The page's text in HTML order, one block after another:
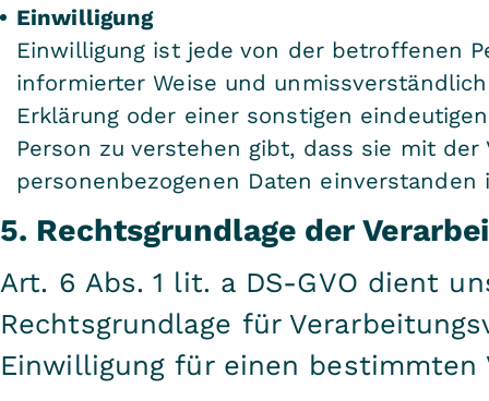
Einwilligung
Einwilligung ist jede von der betroffenen
informierter Weise und
Erklärung oder einer sonstigen
Person zu verstehen gibt, dass sie mit
personenbezogenen Daten einverstanden
5. Rechtsgrundlage der
Art. 6 Abs. 1 lit. a DS-GVO dient
Rechtsgrundlage für
Einwilligung für einen bestimmten